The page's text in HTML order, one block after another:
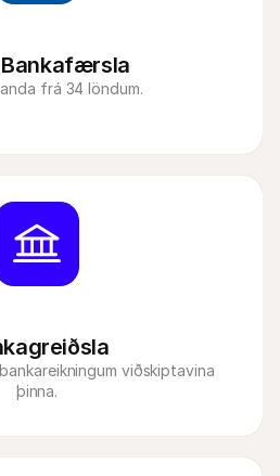
Bankafærsla
frá 34 löndum.
viðskiptavina